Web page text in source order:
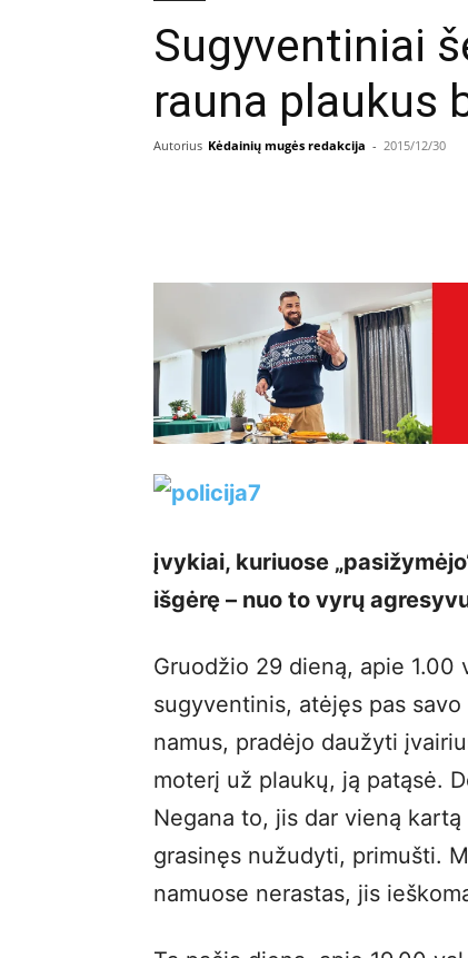
Sugyventiniai
rauna plaukus
Autorius Kėdainių mugės redakcija - 2015/12/30
įvykiai, kuriuose
išgėrę – nuo to vyrų
Gruodžio 29 dieną, apie 1.00
sugyventinis, atėjęs pas
namus, pradėjo daužyti
moterį už plaukų, ją patąsė.
Negana to, jis dar vieną
grasinęs nužudyti, primušti.
namuose nerastas, jis